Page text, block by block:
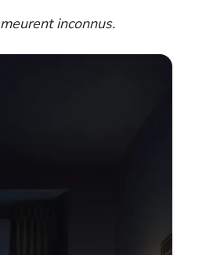
inconnus.